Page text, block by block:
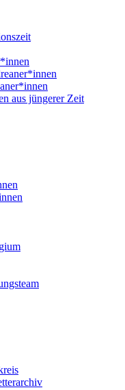
aus jüngerer Zeit